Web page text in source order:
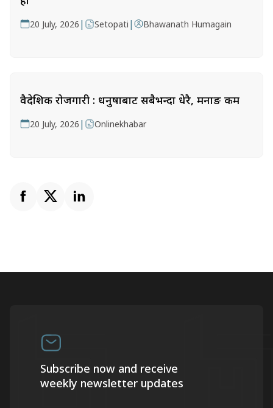
20 July, 2026 | Setopati | Bhawanath Humagain
वैदेशिक रोजगारी : धनुषाबाट सबैभन्दा धेरै, मनाङ कम
20 July, 2026 | Onlinekhabar
Subscribe now and receive
weekly newsletter updates